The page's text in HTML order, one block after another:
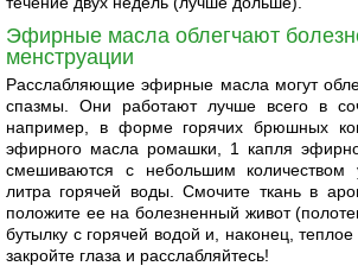
Эфирные масла облегчают
менструации
Расслабляющие эфирные масла могут
спазмы. Они работают лучше всего в
например, в форме горячих брюшных
эфирного масла ромашки, 1 капля
смешиваются с небольшим
литра горячей воды. Смочите ткань в
положите ее на болезненный живот
бутылку с горячей водой и, наконец,
закройте глаза и расслабляйтесь!